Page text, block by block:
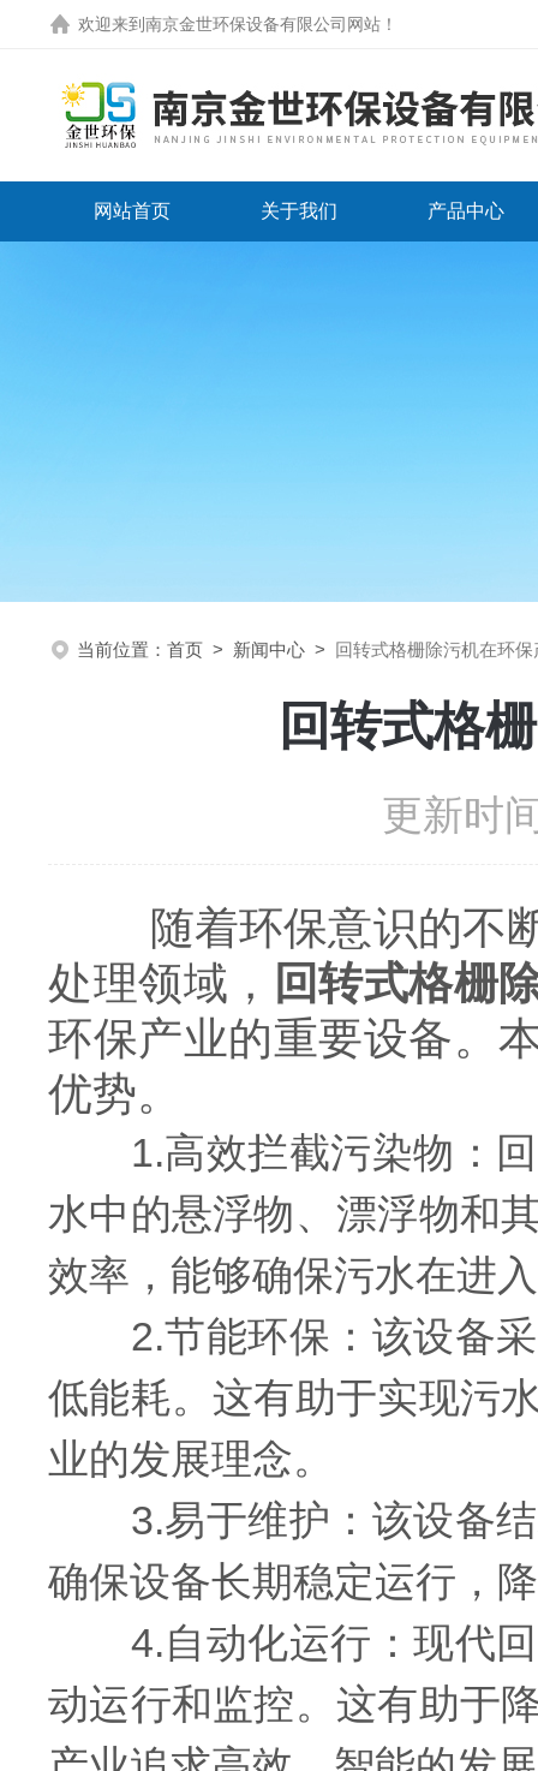
欢迎来到 南京金世环保设备有限公司网站 ！
网站首页 关于我们 产品中心
当前位置： 首页 > 新闻中心 > 回转式格栅除污机在环
回转式格
更新时
随着环保意识的不断
处理领域， 回转式格栅
环保产业的重要设备。
优势。
1.高效拦截污染物：回
水中的悬浮物、漂浮物和
效率，能够确保污水在进
2.节能环保：该设备采
低能耗。这有助于实现污
业的发展理念。
3.易于维护：该设备结
确保设备长期稳定运行，
4.自动化运行：现代回
动运行和监控。这有助于